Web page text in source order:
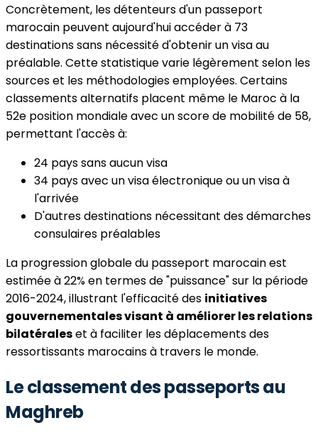
Concrètement, les détenteurs d'un passeport
marocain peuvent aujourd'hui accéder à 73
destinations sans nécessité d'obtenir un visa au
préalable. Cette statistique varie légèrement selon les
sources et les méthodologies employées. Certains
classements alternatifs placent même le Maroc à la
52e position mondiale avec un score de mobilité de 58,
permettant l'accès à:
24 pays sans aucun visa
34 pays avec un visa électronique ou un visa à
l'arrivée
D'autres destinations nécessitant des démarches
consulaires préalables
La progression globale du passeport marocain est
estimée à 22% en termes de "puissance" sur la période
2016-2024, illustrant l'efficacité des initiatives
gouvernementales visant à améliorer les relations
bilatéraleset à faciliter les déplacements des
ressortissants marocains à travers le monde.
Le classement des passeports au
Maghreb